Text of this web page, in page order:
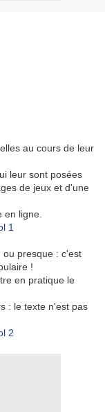
au cours de leur
leur sont posées
de jeux et d'une
en ligne.
ou presque : c'est
!
en pratique le
: le texte n'est pas